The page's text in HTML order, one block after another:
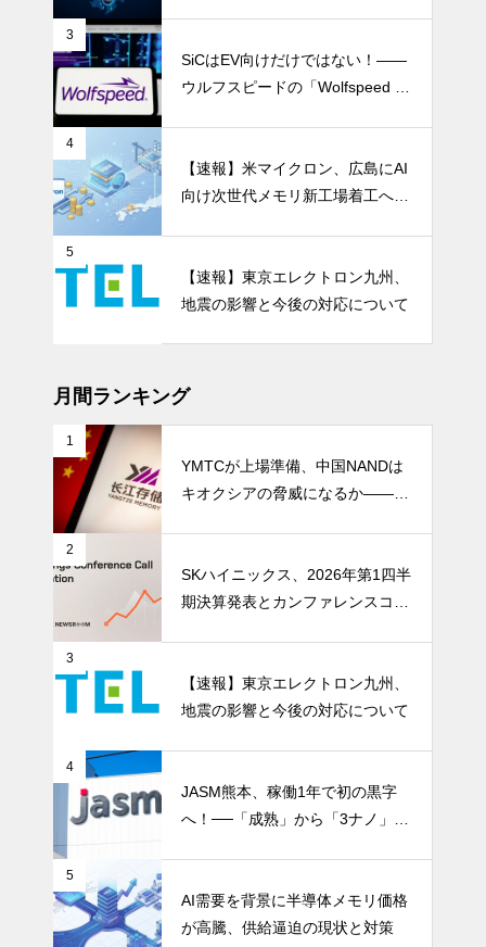
3
SiCはEV向けだけではない！――
ウルフスピードの「Wolfspeed G
4
【速報】米マイクロン、広島にAI
向け次世代メモリ新工場着工へ 1.
5
【速報】東京エレクトロン九州、
地震の影響と今後の対応について
月間ランキング
1
YMTCが上場準備、中国NANDは
キオクシアの脅威になるか――AI
2
SKハイニックス、2026年第1四半
期決算発表とカンファレンスコー
3
【速報】東京エレクトロン九州、
地震の影響と今後の対応について
4
JASM熊本、稼働1年で初の黒字
へ！──「成熟」から「3ナノ」へ
5
AI需要を背景に半導体メモリ価格
が高騰、供給逼迫の現状と対策